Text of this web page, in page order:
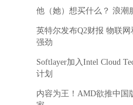
他（她）想买什么？ 浪潮
英特尔发布Q2财报 物联
强劲
Softlayer加入Intel Cloud
计划
内容为王！AMD欲推中国